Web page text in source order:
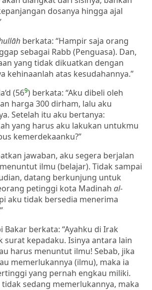
dosanya hingga ajal
berkata: “Hampir saja orang
sebagai Rabb (Penguasa). Dan,
yang tidak dikuatkan dengan
kehinaanlah atas kesudahannya.”
(569) berkata: “Aku dibeli oleh
harga 300 dirham, lalu aku
Setelah itu aku bertanya:
yang harus aku lakukan untukmu
kemerdekaanku?”
jawaban, aku segera berjalan
ilmu (belajar). Tidak sampai
datang berkunjung untuk
petinggi kota Madinah al-
aku tidak bersedia menerima
Bakar berkata: “Ayahku di Irak
surat kepadaku. Isinya antara lain
harus menuntut ilmu! Sebab, jika
memerlukannya (ilmu), maka ia
yang pernah engkau miliki.
sedang memerlukannya, maka